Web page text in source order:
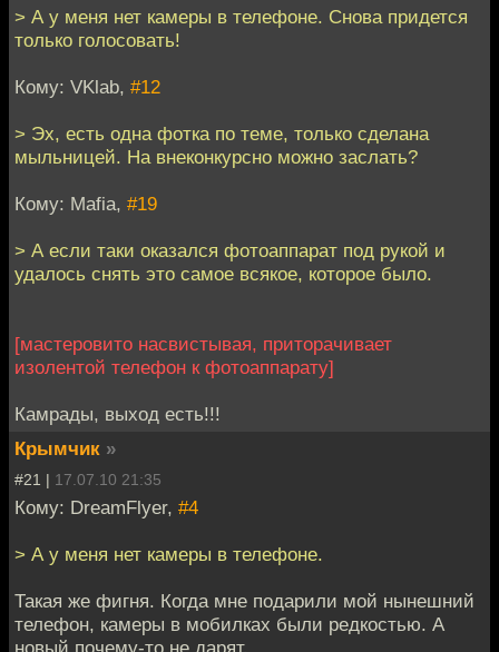
> А у меня нет камеры в телефоне. Снова придется
только голосовать!
Кому: VKlab, #12
> Эх, есть одна фотка по теме, только сделана
мыльницей. На внеконкурсно можно заслать?
Кому: Mafia, #19
> А если таки оказался фотоаппарат под рукой и
удалось снять это самое всякое, которое было.
[мастеровито насвистывая, приторачивает
изолентой телефон к фотоаппарату]
Камрады, выход есть!!!
Крымчик »
#21 | 17.07.10 21:35
Кому: DreamFlyer, #4
> А у меня нет камеры в телефоне.
Такая же фигня. Когда мне подарили мой нынешний
телефон, камеры в мобилках были редкостью. А